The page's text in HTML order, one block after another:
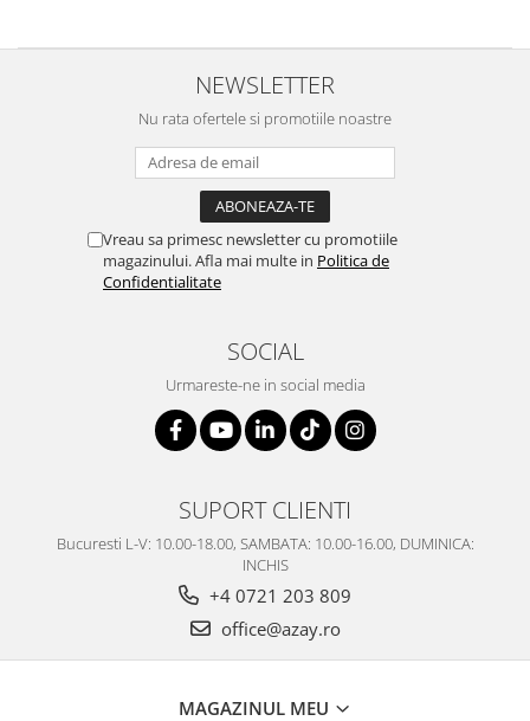
CELESTIAL PLATINUM
JASPER CONRAN GOLD
RENAISSANCE GOLD
BUTTERFLY BLOOM
OLD COUNTRY ROSES
CHINOISERIE WHITE
JASPER CONRAN WHITE
MORRIS&AMP;CO
SERENDIPITY PLATINUM
NEWSLETTER
Nu rata ofertele si promotiile noastre
Vreau sa primesc newsletter cu promotiile
magazinului. Afla mai multe in Politica de
Confidentialitate
SOCIAL
Urmareste-ne in social media
SUPORT CLIENTI
Bucuresti L-V: 10.00-18.00, SAMBATA: 10.00-16.00, DUMINICA:
INCHIS
+4 0721 203 809
office@azay.ro
MAGAZINUL MEU